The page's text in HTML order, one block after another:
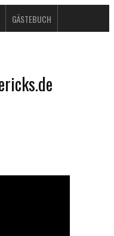
GÄSTEBUCH